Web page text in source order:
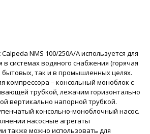
NMS 100/250A/A используется для
системах водяного снабжения (горячая
бытовых, так и в промышленных целях.
компрессора – консольный моноблок с
трубкой, лежачим горизонтально
вертикально напорной трубкой.
консольно-моноблочный насос.
насосные агрегаты
также можно использовать для